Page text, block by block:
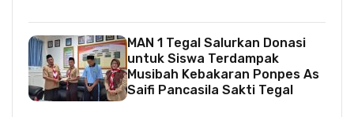
MAN 1 Tegal Salurkan Donasi
untuk Siswa Terdampak
Musibah Kebakaran Ponpes As
Saifi Pancasila Sakti Tegal